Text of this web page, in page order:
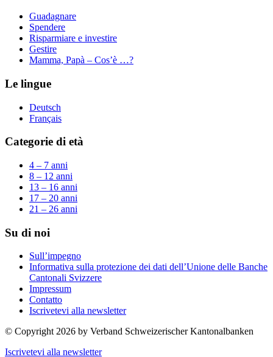
Guadagnare
Spendere
Risparmiare e investire
Gestire
Mamma, Papà – Cos’è …?
Le lingue
Deutsch
Français
Categorie di età
4 – 7 anni
8 – 12 anni
13 – 16 anni
17 – 20 anni
21 – 26 anni
Su di noi
Sull’impegno
Informativa sulla protezione dei dati dell’Unione delle Banche
Cantonali Svizzere
Impressum
Contatto
Iscrivetevi alla newsletter
© Copyright 2026 by Verband Schweizerischer Kantonalbanken
Iscrivetevi alla newsletter